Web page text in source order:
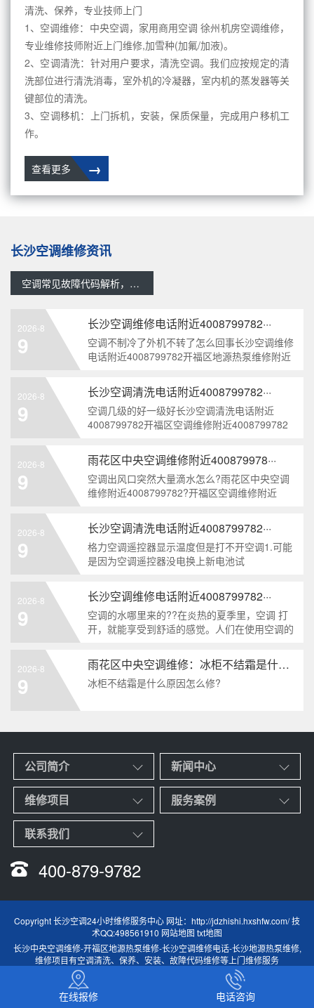
清洗、保养，专业技师上门
1、空调维修：中央空调，家用商用空调 徐州机房空调维修，
专业维修技师附近上门维修,加雪种(加氟/加液)。
2、空调清洗：针对用户要求，清洗空调。我们应按规定的清
洗部位进行清洗消毒，室外机的冷凝器，室内机的蒸发器等关
键部位的清洗。
3、空调移机：上门拆机，安装，保质保量，完成用户移机工
作。
→
查看更多
长沙空调维修资讯
空调常见故障代码解析，帮您快速定位故障问题所在
2026-8
9
长沙空调维修电话附近4008799782···
空调不制冷了外机不转了怎么回事长沙空调维修
电话附近4008799782开福区地源热泵维修附近
.120.0161438···
2026-8
9
长沙空调清洗电话附近4008799782···
空调几级的好一级好长沙空调清洗电话附近
4008799782开福区空调维修附近4008799782
同、耗能不同、耗电量不同···
2026-8
9
雨花区中央空调维修附近400879978···
空调出风口突然大量滴水怎么?雨花区中央空调
维修附近4008799782?开福区空调维修附近
40087997821、如果···
2026-8
9
长沙空调清洗电话附近4008799782···
格力空调遥控器显示温度但是打不开空调1.可能
是因为空调遥控器没电换上新电池试
4008799782格力···
2026-8
9
长沙空调维修电话附近4008799782···
空调的水哪里来的??在炎热的夏季里，空调 打
开，就能享受到舒适的感觉。人们在使用空调的
户外，这根管子是用来排水的。这时···
2026-8
9
雨花区中央空调维修：冰柜不结霜是什么原因···
冰柜不结霜是什么原因怎么修?
公司简介 新闻中心
维修项目 服务案例
联系我们
400-879-9782
Copyright 长沙空调24小时维修服务中心 网址： http://jdzhishi.hxshfw.com/技
术QQ:498561910 网站地图 txt地图
长沙中央空调维修-开福区地源热泵维修-长沙空调维修电话-长沙地源热泵维修,
维修项目有空调清洗、保养、安装、故障代码维修等上门维修服务
在线报修 电话咨询